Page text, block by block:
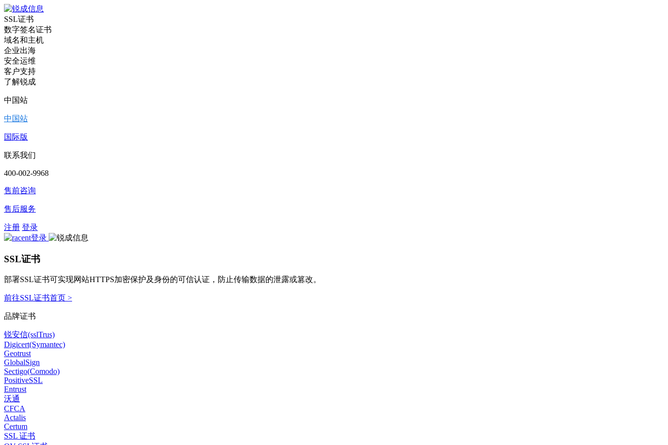
SSL证书
数字签名证书
域名和主机
企业出海
安全运维
客户支持
了解锐成
中国站
中国站
国际版
联系我们
400-002-9968
售前咨询
售后服务
注册 登录
SSL证书
部署SSL证书可实现网站HTTPS加密保护及身份的可信认证，防止传输数据的泄露或篡改。
前往SSL证书首页 >
品牌证书
锐安信(sslTrus)
Digicert(Symantec)
Geotrust
GlobalSign
Sectigo(Comodo)
PositiveSSL
Entrust
沃通
CFCA
Actalis
Certum
SSL 证书